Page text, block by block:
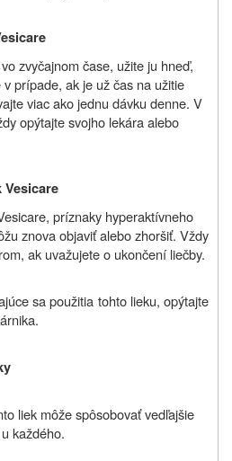
zvyčajnom čase, užite ju hneď,
prípade, ak je už čas na užitie
viac ako jednu dávku denne. V
opýtajte svojho lekára alebo
Vesicare
príznaky hyperaktívneho
znova objaviť alebo zhoršiť. Vždy
ak uvažujete o ukončení liečby.
sa použitia tohto lieku, opýtajte
liek môže spôsobovať vedľajšie
každého.